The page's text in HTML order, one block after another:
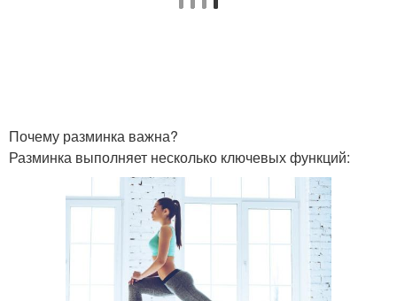
Почему разминка важна?
Разминка выполняет несколько ключевых функций: